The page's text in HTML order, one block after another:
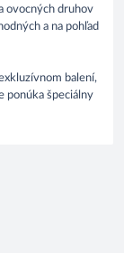
ovocných druhov
a na pohľad
balení,
ponúka špeciálny